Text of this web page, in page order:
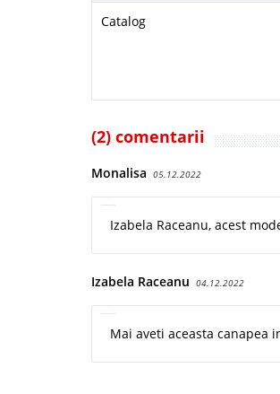
Catalog
(2) comentarii
Monalisa 05.12.2022
Izabela Raceanu, acest
Izabela Raceanu 04.12.2022
Mai aveti aceasta canapea